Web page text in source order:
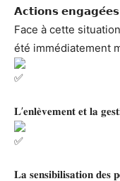
𝗔𝗰𝘁𝗶𝗼𝗻𝘀 𝗲𝗻𝗴𝗮𝗴𝗲́𝗲𝘀
Face à cette
été immédiatement
𝐋’𝐞𝐧𝐥𝐞̀𝐯𝐞𝐦𝐞𝐧𝐭 𝐞𝐭 𝐥𝐚
𝐋𝐚 𝐬𝐞𝐧𝐬𝐢𝐛𝐢𝐥𝐢𝐬𝐚𝐭𝐢𝐨𝐧 𝐝𝐞𝐬